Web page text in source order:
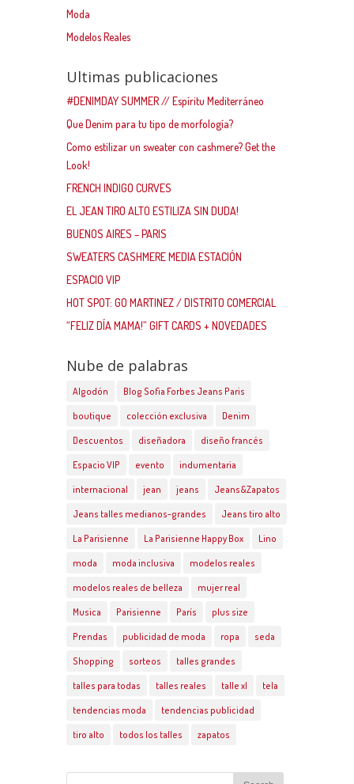
Moda
Modelos Reales
Ultimas publicaciones
#DENIMDAY SUMMER // Espíritu Mediterráneo
Que Denim para tu tipo de morfología?
Como estilizar un sweater con cashmere? Get the
Look!
FRENCH INDIGO CURVES
EL JEAN TIRO ALTO ESTILIZA SIN DUDA!
BUENOS AIRES – PARIS
SWEATERS CASHMERE MEDIA ESTACIÓN
ESPACIO VIP
HOT SPOT: GO MARTINEZ / DISTRITO COMERCIAL
“FELIZ DÍA MAMA!” GIFT CARDS + NOVEDADES
Nube de palabras
Algodón Blog Sofia Forbes Jeans Paris
boutique colección exclusiva Denim
Descuentos diseñadora diseño francés
Espacio VIP evento indumentaria
internacional jean jeans Jeans&Zapatos
Jeans talles medianos-grandes Jeans tiro alto
La Parisienne La Parisienne Happy Box Lino
moda moda inclusiva modelos reales
modelos reales de belleza mujer real
Musica Parisienne París plus size
Prendas publicidad de moda ropa seda
Shopping sorteos talles grandes
talles para todas talles reales talle xl tela
tendencias moda tendencias publicidad
tiro alto todos los talles zapatos